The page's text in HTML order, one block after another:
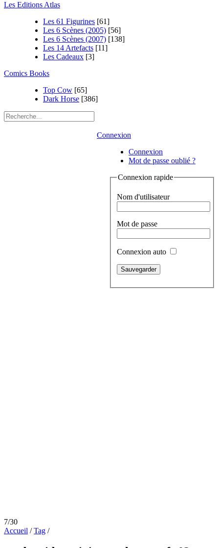
Les Editions Atlas
Les 61 Figurines [61]
Les 6 Scènes (2005) [56]
Les 6 Scènes (2007) [138]
Les 14 Artefacts [11]
Les Cadeaux [3]
Comics Books
Top Cow [65]
Dark Horse [386]
Connexion
Connexion
Mot de passe oublié ?
Connexion rapide
Nom d'utilisateur
Mot de passe
Connexion auto
7/30
Accueil /Tag /